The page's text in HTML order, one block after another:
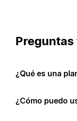
¿Qué es una
¿Cómo puedo